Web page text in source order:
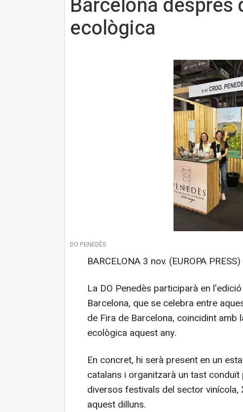
ecològica
DO PENEDÈS
BARCELONA 3 nov. (EUROPA
La DO Penedès participarà en
Barcelona, que se celebra entre
de Fira de Barcelona, coincidint amb
ecològica aquest any.
En concret, hi serà present en un
catalans i organitzarà un tast
diversos festivals del sector
aquest dilluns.